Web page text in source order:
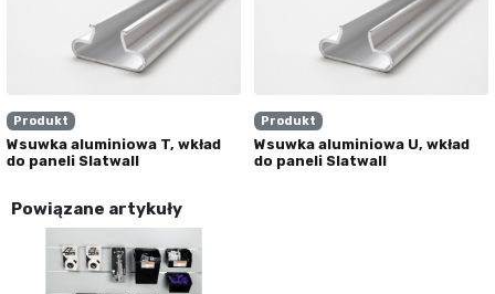
Produkt
Wsuwka aluminiowa T, wkład
do paneli Slatwall
Produkt
Wsuwka aluminiowa U, wkład
do paneli Slatwall
Powiązane artykuły